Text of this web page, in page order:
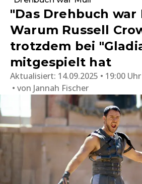
"Das Drehbuch war
Warum Russell
trotzdem bei
mitgespielt hat
Aktualisiert: 14.09.2025 • 19:00 Uhr
von Jannah Fischer